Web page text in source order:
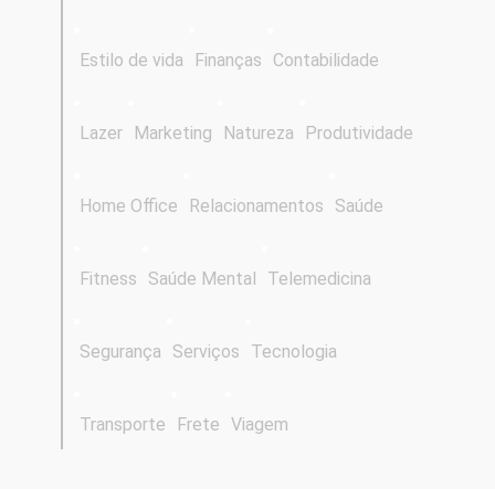
Estilo de vida Finanças Contabilidade
Lazer Marketing Natureza Produtividade
Home Office Relacionamentos Saúde
Fitness Saúde Mental Telemedicina
Segurança Serviços Tecnologia
Transporte Frete Viagem